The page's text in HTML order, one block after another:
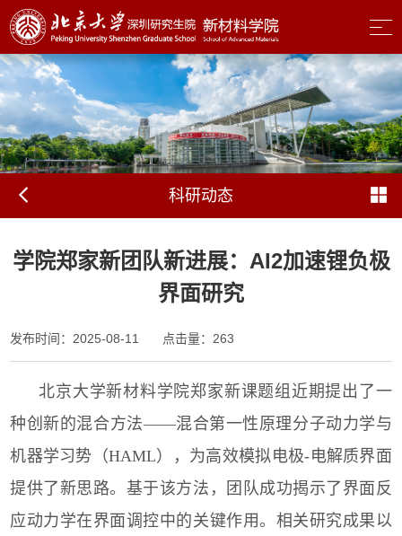
科研动态
学院郑家新团队新进展：AI2加速锂负极
界面研究
发布时间：2025-08-11 点击量： 263
北京大学新材料学 院郑家新课题组近期提出了一
种创新的混合方法——混合第一性原理分子动力学与
机器学习势（HAML），为高效模拟电极-电解质界面
提供了新思路。基于该方法，团队成功揭示了界面反
应动力学在界面调控中的关键作用。相关研究成果以